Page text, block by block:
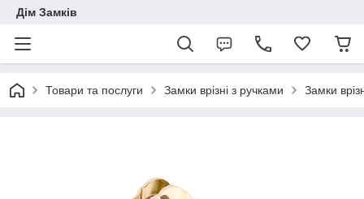
Дім Замків
Товари та послуги Замки врізні з ручками Замки